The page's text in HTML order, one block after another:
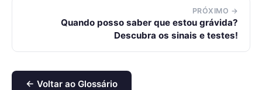
PRÓXIMO →
Quando posso saber que estou grávida?
Descubra os sinais e testes!
← Voltar ao Glossário